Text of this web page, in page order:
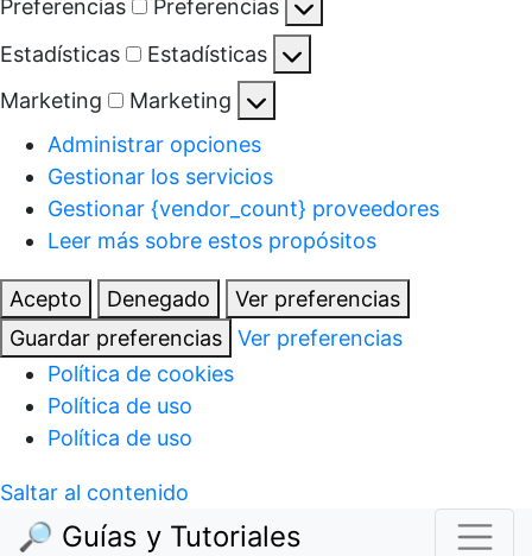
Preferencias
Preferencias
Estadísticas
Estadísticas
Marketing
Marketing
Administrar opciones
Gestionar los servicios
Gestionar {vendor_count} proveedores
Leer más sobre estos propósitos
Acepto Denegado
Ver preferencias
Guardar preferencias
Ver preferencias
Política de cookies
Política de uso
Política de uso
Saltar al contenido
🔎 Guías y Tutoriales